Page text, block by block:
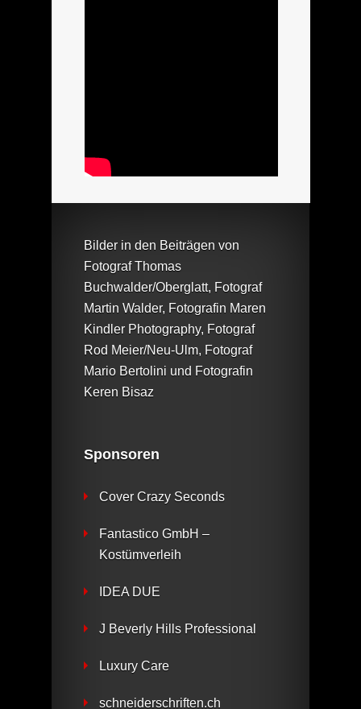
Bilder in den Beiträgen von
Fotograf Thomas
Buchwalder/Oberglatt, Fotograf
Martin Walder, Fotografin Maren
Kindler Photography, Fotograf
Rod Meier/Neu-Ulm, Fotograf
Mario Bertolini und Fotografin
Keren Bisaz
Sponsoren
Cover Crazy Seconds
Fantastico GmbH –
Kostümverleih
IDEA DUE
J Beverly Hills Professional
Luxury Care
schneiderschriften.ch